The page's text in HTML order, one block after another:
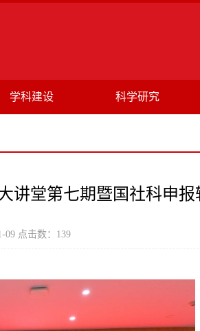
学科建设 科学研究
讲堂第七期暨国社科申报
点击数： 139